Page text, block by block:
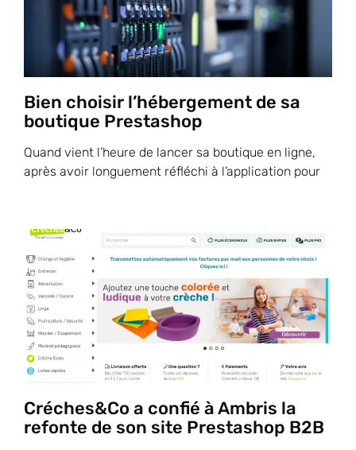
Bien choisir l’hébergement de sa
boutique Prestashop
Quand vient l’heure de lancer sa boutique en ligne,
après avoir longuement réfléchi à l’application pour
Créches&Co a confié à Ambris la
refonte de son site Prestashop B2B